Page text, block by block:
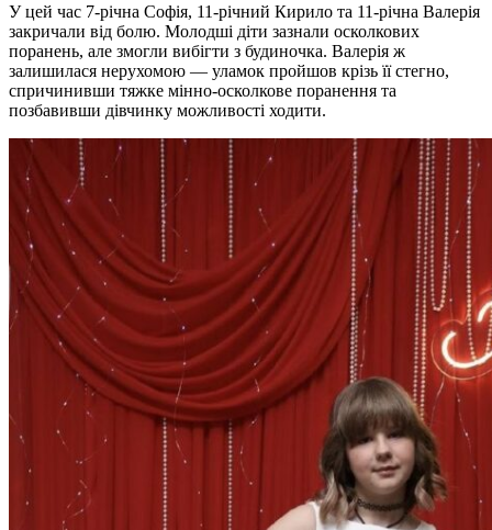
У цей час 7-річна Софія, 11-річний Кирило та 11-річна Валерія
закричали від болю. Молодші діти зазнали осколкових
поранень, але змогли вибігти з будиночка. Валерія ж
залишилася нерухомою — уламок пройшов крізь її стегно,
спричинивши тяжке мінно-осколкове поранення та
позбавивши дівчинку можливості ходити.